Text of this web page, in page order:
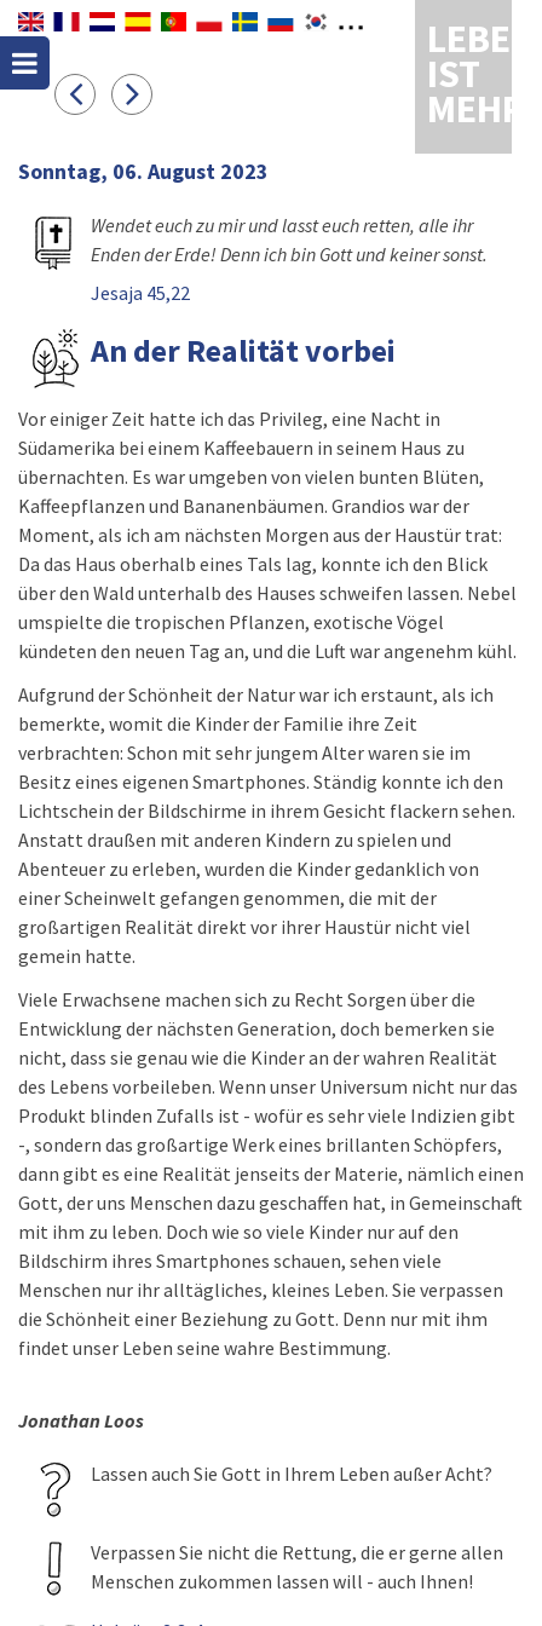
LEBEN
IST
MEHR
Sonntag, 06. August 2023
Wendet euch zu mir und lasst euch retten, alle ihr
Enden der Erde! Denn ich bin Gott und keiner sonst.
Jesaja 45,22
An der Realität vorbei
Vor einiger Zeit hatte ich das Privileg, eine Nacht in
Südamerika bei einem Kaffeebauern in seinem Haus zu
übernachten. Es war umgeben von vielen bunten Blüten,
Kaffeepflanzen und Bananenbäumen. Grandios war der
Moment, als ich am nächsten Morgen aus der Haustür trat:
Da das Haus oberhalb eines Tals lag, konnte ich den Blick
über den Wald unterhalb des Hauses schweifen lassen. Nebel
umspielte die tropischen Pflanzen, exotische Vögel
kündeten den neuen Tag an, und die Luft war angenehm kühl.
Aufgrund der Schönheit der Natur war ich erstaunt, als ich
bemerkte, womit die Kinder der Familie ihre Zeit
verbrachten: Schon mit sehr jungem Alter waren sie im
Besitz eines eigenen Smartphones. Ständig konnte ich den
Lichtschein der Bildschirme in ihrem Gesicht flackern sehen.
Anstatt draußen mit anderen Kindern zu spielen und
Abenteuer zu erleben, wurden die Kinder gedanklich von
einer Scheinwelt gefangen genommen, die mit der
großartigen Realität direkt vor ihrer Haustür nicht viel
gemein hatte.
Viele Erwachsene machen sich zu Recht Sorgen über die
Entwicklung der nächsten Generation, doch bemerken sie
nicht, dass sie genau wie die Kinder an der wahren Realität
des Lebens vorbeileben. Wenn unser Universum nicht nur das
Produkt blinden Zufalls ist - wofür es sehr viele Indizien gibt
-, sondern das großartige Werk eines brillanten Schöpfers,
dann gibt es eine Realität jenseits der Materie, nämlich einen
Gott, der uns Menschen dazu geschaffen hat, in Gemeinschaft
mit ihm zu leben. Doch wie so viele Kinder nur auf den
Bildschirm ihres Smartphones schauen, sehen viele
Menschen nur ihr alltägliches, kleines Leben. Sie verpassen
die Schönheit einer Beziehung zu Gott. Denn nur mit ihm
findet unser Leben seine wahre Bestimmung.
Jonathan Loos
Lassen auch Sie Gott in Ihrem Leben außer Acht?
Verpassen Sie nicht die Rettung, die er gerne allen
Menschen zukommen lassen will - auch Ihnen!